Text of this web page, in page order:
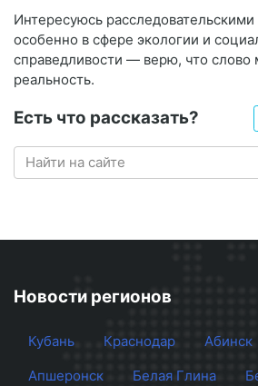
Интересуюсь
особенно в сфере экологии и
справедливости — верю, что слово
реальность.
Есть что рассказать?
Новости регионов
Кубань Краснодар Абинск
Апшеронск
Белая Глина